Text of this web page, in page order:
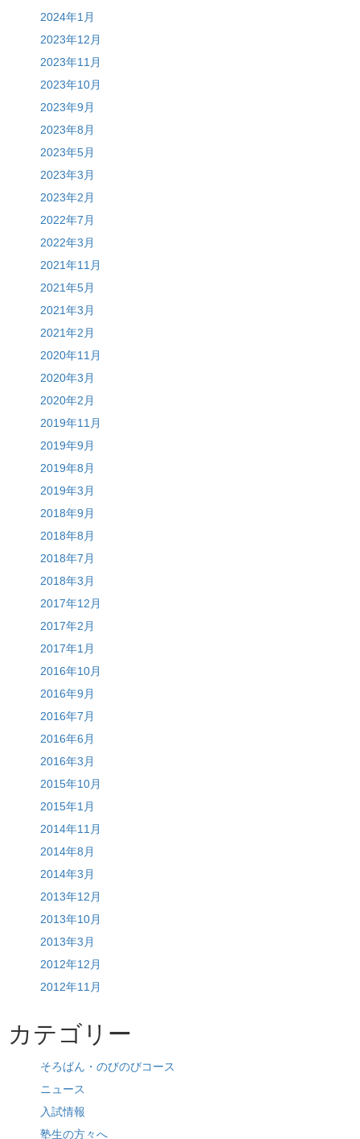
2024年1月
2023年12月
2023年11月
2023年10月
2023年9月
2023年8月
2023年5月
2023年3月
2023年2月
2022年7月
2022年3月
2021年11月
2021年5月
2021年3月
2021年2月
2020年11月
2020年3月
2020年2月
2019年11月
2019年9月
2019年8月
2019年3月
2018年9月
2018年8月
2018年7月
2018年3月
2017年12月
2017年2月
2017年1月
2016年10月
2016年9月
2016年7月
2016年6月
2016年3月
2015年10月
2015年1月
2014年11月
2014年8月
2014年3月
2013年12月
2013年10月
2013年3月
2012年12月
2012年11月
カテゴリー
そろばん・のびのびコース
ニュース
入試情報
塾生の方々へ